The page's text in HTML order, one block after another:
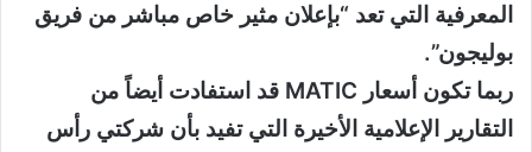
المعرفية التي تعد “بإعلان مثير خاص مباشر من فريق
بوليجون”.
ربما تكون أسعار MATIC قد استفادت أيضاً من
التقارير الإعلامية الأخيرة التي تفيد بأن شركتي رأس